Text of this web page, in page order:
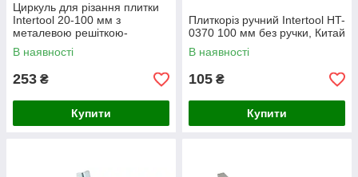
Циркуль для різання плитки
Intertool 20-100 мм з
металевою решіткою-
опорою, тип плиткоріз,
виробник Китай (HT-0339)
В наявності
253 ₴
Купити
Плиткоріз ручний Intertool HT-
0370 100 мм без ручки, Китай
В наявності
105 ₴
Купити